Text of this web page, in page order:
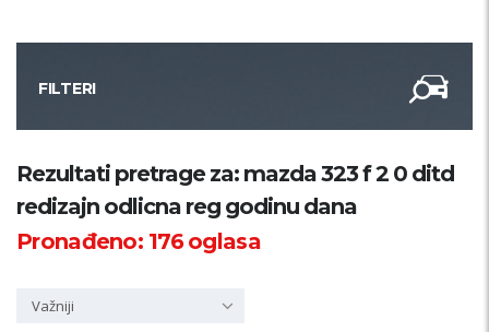
FILTERI
Kategorija
Županija
Rezultati pretrage za: mazda 323 f 2 0 ditd
redizajn odlicna reg godinu dana
Pronađeno: 176oglasa
Važniji